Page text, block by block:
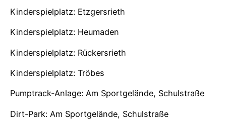
Kinderspielplatz: Etzgersrieth
Kinderspielplatz: Heumaden
Kinderspielplatz: Rückersrieth
Kinderspielplatz: Tröbes
Pumptrack-Anlage: Am Sportgelände, Schulstraße
Dirt-Park: Am Sportgelände, Schulstraße